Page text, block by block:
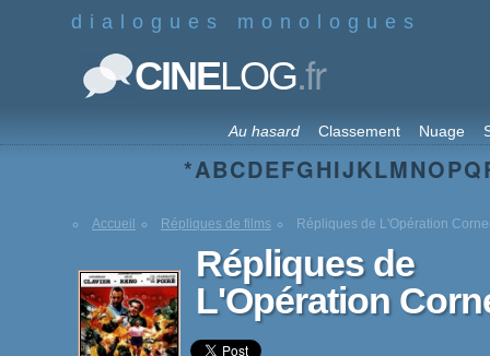
dialogues monologues
CINELOG.fr
Au hasard Classement Nuage
*ABCDEFGHIJKLMNOPQ
Accueil Répliques de films Répliques de L'Opération
Répliques de
L'Opération